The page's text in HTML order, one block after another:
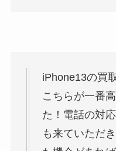
iPhone13の買
こちらが一番
た！電話の対
も来ていただ